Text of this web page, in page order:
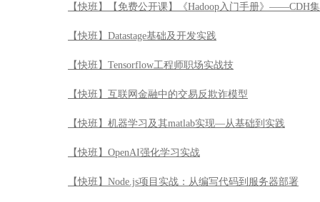
【快班】【免费公开课】《Hadoop入门手册》——CDH
【快班】Datastage基础及开发实践
【快班】Tensorflow工程师职场实战技
【快班】互联网金融中的交易反欺诈模型
【快班】机器学习及其matlab实现—从基础到实践
【快班】OpenAI强化学习实战
【快班】Node.js项目实战：从编写代码到服务器部署